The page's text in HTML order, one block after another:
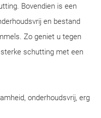
Bovendien is een
en bestand
Zo geniet u tegen
schutting met een
onderhoudsvrij, erg